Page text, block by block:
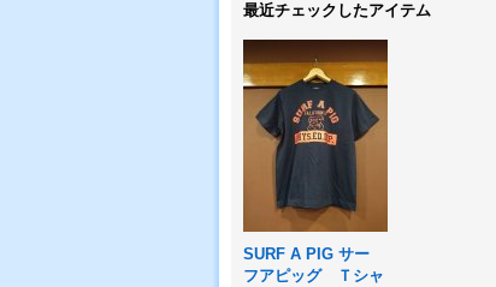
最近チェックしたアイテム
SURF A PIG サー
フアピッグ Ｔシャ